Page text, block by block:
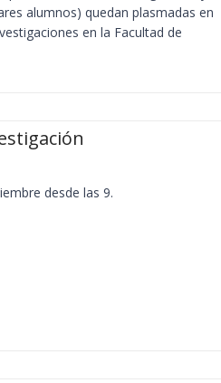
alumnos) quedan plasmadas en
en la Facultad de
desde las 9.